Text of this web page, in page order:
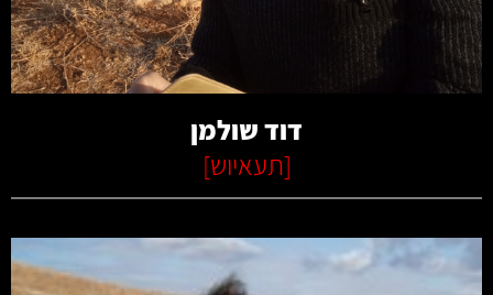
קרא עוד
דוד שולמן
[תעאיוש]